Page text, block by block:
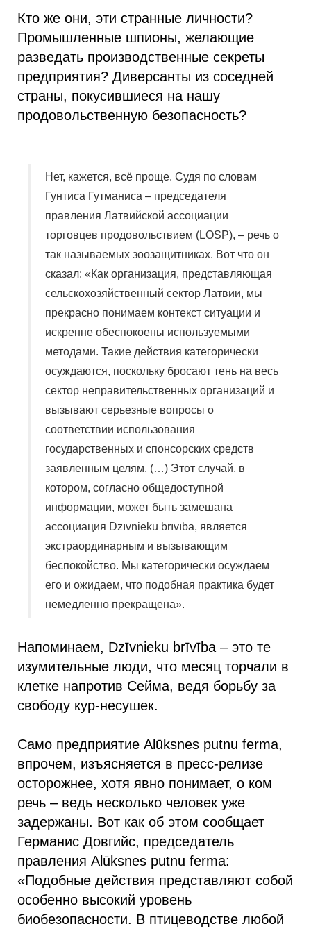
Кто же они, эти странные личности?
Промышленные шпионы, желающие
разведать производственные секреты
предприятия? Диверсанты из соседней
страны, покусившиеся на нашу
продовольственную безопасность?
Нет, кажется, всё проще. Судя по словам
Гунтиса Гутманиса – председателя
правления Латвийской ассоциации
торговцев продовольствием (LOSP), – речь о
так называемых зоозащитниках. Вот что он
сказал: «Как организация, представляющая
сельскохозяйственный сектор Латвии, мы
прекрасно понимаем контекст ситуации и
искренне обеспокоены используемыми
методами. Такие действия категорически
осуждаются, поскольку бросают тень на весь
сектор неправительственных организаций и
вызывают серьезные вопросы о
соответствии использования
государственных и спонсорских средств
заявленным целям. (…) Этот случай, в
котором, согласно общедоступной
информации, может быть замешана
ассоциация Dzīvnieku brīvība, является
экстраординарным и вызывающим
беспокойство. Мы категорически осуждаем
его и ожидаем, что подобная практика будет
немедленно прекращена».
Напоминаем, Dzīvnieku brīvība – это те
изумительные люди, что месяц торчали в
клетке напротив Сейма, ведя борьбу за
свободу кур-несушек.
Само предприятие Alūksnes putnu ferma,
впрочем, изъясняется в пресс-релизе
осторожнее, хотя явно понимает, о ком
речь – ведь несколько человек уже
задержаны. Вот как об этом сообщает
Германис Довгийс, председатель
правления Alūksnes putnu ferma:
«Подобные действия представляют собой
особенно высокий уровень
биобезопасности. В птицеводстве любой